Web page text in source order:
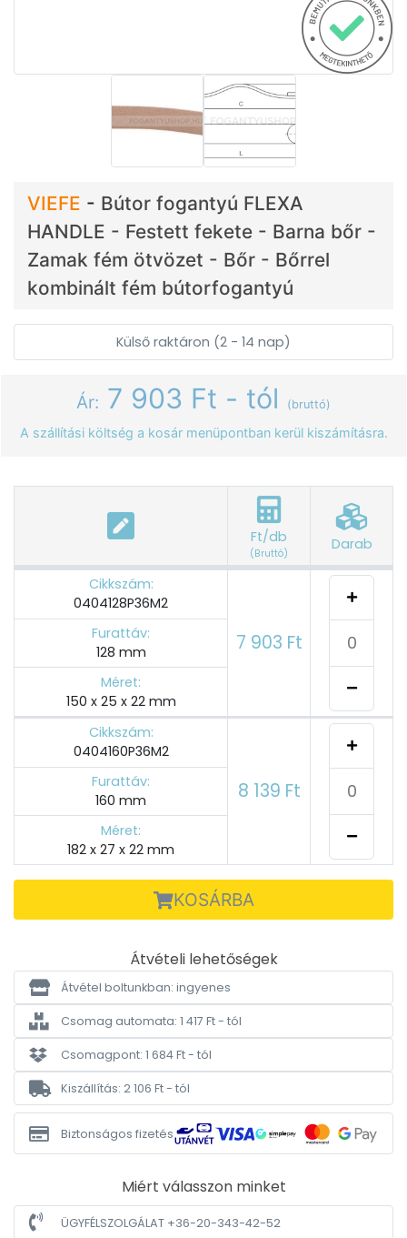
VIEFE - Bútor fogantyú FLEXA
HANDLE - Festett fekete - Barna bőr -
Zamak fém ötvözet - Bőr - Bőrrel
kombinált fém bútorfogantyú
Külső raktáron (2 - 14 nap)
Ár: 7 903 Ft - tól (bruttó)
A szállítási költség a kosár menüpontban kerül kiszámításra.
Ft/db
(Bruttó)
Darab
Cikkszám:
0404128P36M2
7 903 Ft
Furattáv:
128 mm
Méret:
150 x 25 x 22 mm
Cikkszám:
0404160P36M2
8 139 Ft
Furattáv:
160 mm
Méret:
182 x 27 x 22 mm
KOSÁRBA
Átvételi lehetőségek
Átvétel boltunkban: ingyenes
Csomag automata: 1 417 Ft - tól
Csomagpont: 1 684 Ft - tól
Kiszállítás: 2 106 Ft - tól
Biztonságos fizetés
Miért válasszon minket
ÜGYFÉLSZOLGÁLAT +36-20-343-42-52